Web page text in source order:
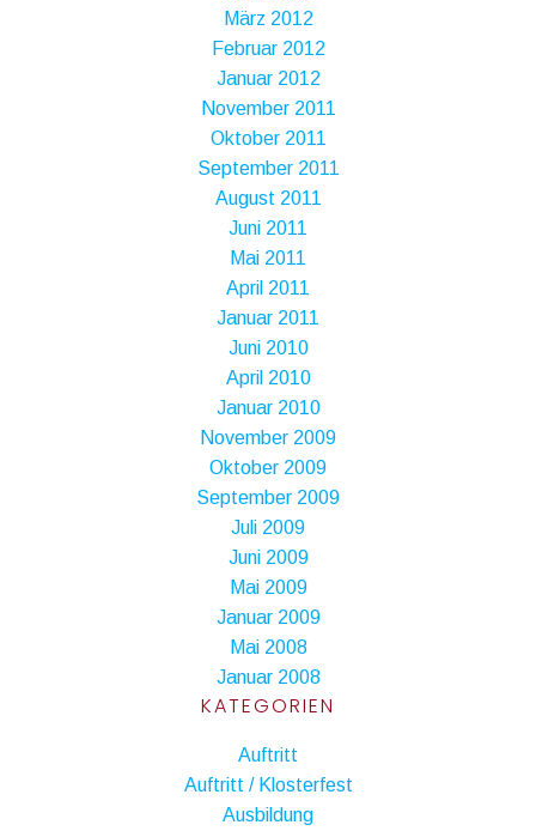
März 2012
Februar 2012
Januar 2012
November 2011
Oktober 2011
September 2011
August 2011
Juni 2011
Mai 2011
April 2011
Januar 2011
Juni 2010
April 2010
Januar 2010
November 2009
Oktober 2009
September 2009
Juli 2009
Juni 2009
Mai 2009
Januar 2009
Mai 2008
Januar 2008
KATEGORIEN
Auftritt
Auftritt / Klosterfest
Ausbildung